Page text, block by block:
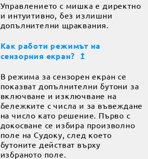
Управлението с мишка е директно
и интуитивно, без излишни
допълнителни щраквания.
Как работи режимът на
сензорния екран?
↥
В режима за сензорен екран се
показват допълнителни бутони за
включване и изключване на
бележките с числа и за въвеждане
на число като решение. Първо с
докосване се избира произволно
поле на Судоку, след което
бутоните действат върху
избраното поле.